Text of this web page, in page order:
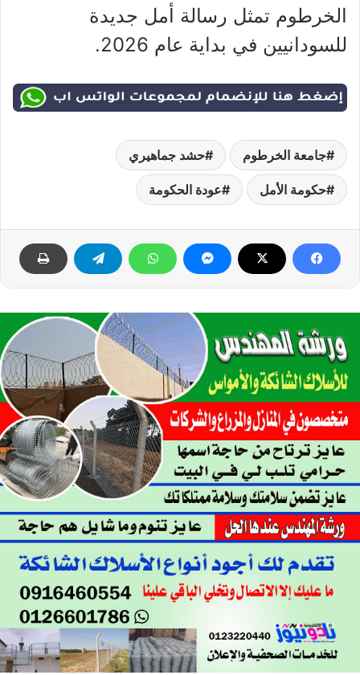
الخرطوم تمثل رسالة أمل جديدة
للسودانيين في بداية عام 2026.
جامعة الخرطوم حشد جماهيري
حكومة الأمل عودة الحكومة